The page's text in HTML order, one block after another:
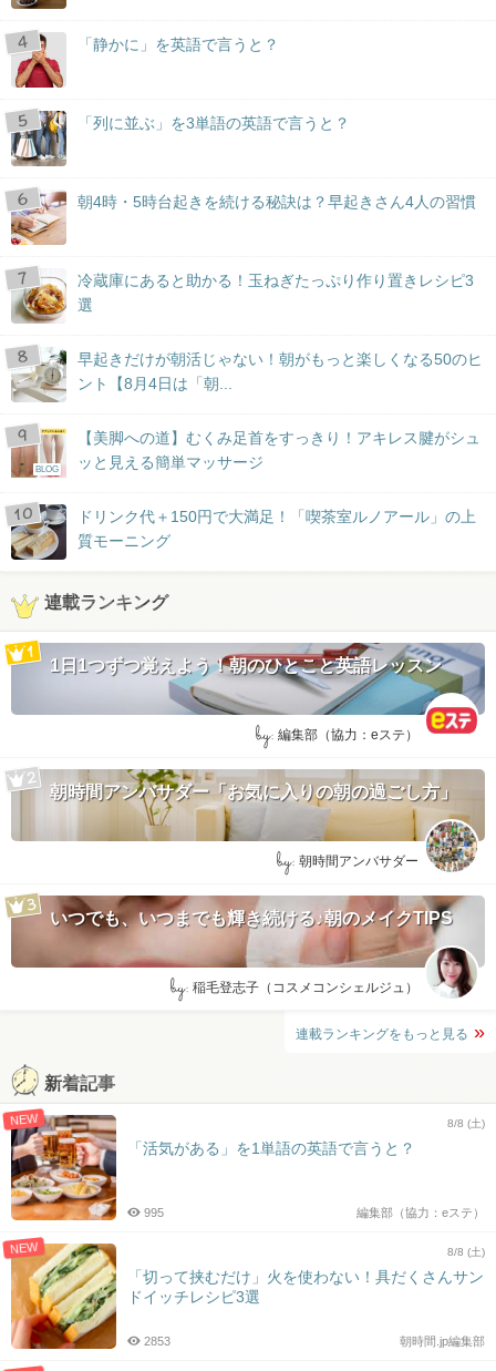
「静かに」を英語で言うと？
「列に並ぶ」を3単語の英語で言うと？
朝4時・5時台起きを続ける秘訣は？早起きさん4人の習慣
冷蔵庫にあると助かる！玉ねぎたっぷり作り置きレシピ3
選
早起きだけが朝活じゃない！朝がもっと楽しくなる50のヒ
ント【8月4日は「朝...
BLOG
【美脚への道】むくみ足首をすっきり！アキレス腱がシュ
ッと見える簡単マッサージ
ドリンク代＋150円で大満足！「喫茶室ルノアール」の上
質モーニング
連載ランキング
1日1つずつ覚えよう！朝のひとこと英語レッスン
by: 編集部（協力：eステ）
朝時間アンバサダー「お気に入りの朝の過ごし方」
by: 朝時間アンバサダー
いつでも、いつまでも輝き続ける♪朝のメイクTIPS
by: 稲毛登志子（コスメコンシェルジュ）
連載ランキングをもっと見る
新着記事
NEW 8/8 (土)
「活気がある」を1単語の英語で言うと？
編集部（協力：eステ）
995
NEW 8/8 (土)
「切って挟むだけ」火を使わない！具だくさんサン
ドイッチレシピ3選
朝時間.jp編集部
2853